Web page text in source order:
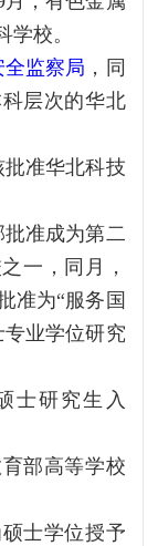
学校。
全监察局 ，同
层次的华北
批准华北科技
批准成为第二
一，同月，
准为“服务国
业学位研究
士研究生入
部高等学校
士学位授予